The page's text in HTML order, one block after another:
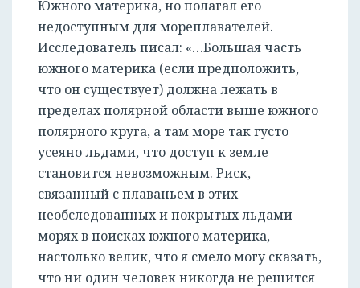
Южного материка, но полагал его
недоступным для мореплавателей.
Исследователь писал: «…Большая часть
южного материка (если предположить,
что он существует) должна лежать в
пределах полярной области выше южного
полярного круга, а там море так густо
усеяно льдами, что доступ к земле
становится невозможным. Риск,
связанный с плаваньем в этих
необследованных и покрытых льдами
морях в поисках южного материка,
настолько велик, что я смело могу сказать,
что ни один человек никогда не решится